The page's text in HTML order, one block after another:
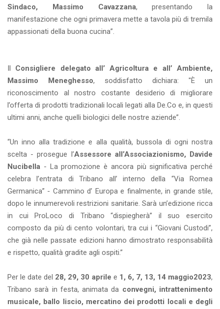
Sindaco, Massimo Cavazzana, presentando la
manifestazione che ogni primavera mette a tavola più di tremila
appassionati della buona cucina”.
Consigliere delegato all’ Agricoltura e all’ Ambiente,
Massimo Meneghesso, soddisfatto dichiara: "È un
riconoscimento al nostro costante desiderio di migliorare
l’offerta di prodotti tradizionali locali legati alla De.Co e, in questi
ultimi anni, anche quelli biologici delle nostre aziende”.
“Un inno alla tradizione e alla qualità, bussola di ogni nostra
scelta - prosegue l’Assessore all’Associazionismo, Davide
Nucibella - La promozione è ancora più significativa perché
celebra l’entrata di Tribano all’ interno della “Via Romea
Germanica” - Cammino d’ Europa e finalmente, in grande stile,
dopo le innumerevoli restrizioni sanitarie. Sarà un’edizione ricca
in cui ProLoco di Tribano “dispiegherà” il suo esercito
composto da più di cento volontari, tra cui i “Giovani Custodi”,
che già nelle passate edizioni hanno dimostrato responsabilità
e rispetto, qualità gradite agli ospiti.”
Per le date del 28, 29, 30 aprile e 1, 6, 7, 13, 14 maggio2023,
Tribano sarà in festa, animata da convegni, intrattenimento
musicale, ballo liscio, mercatino dei prodotti locali e degli